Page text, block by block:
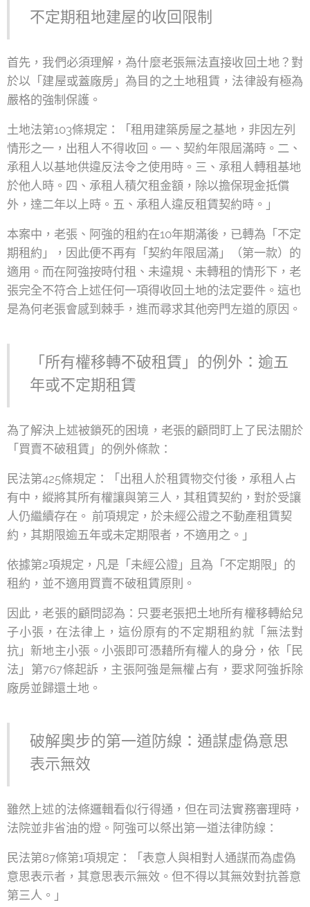
不定期租地建屋的收回限制
首先，我們必須理解，為什麼老張無法直接收回土地？對
於以「建屋或蓋廠房」為目的之土地租賃，法律設有極為
嚴格的強制保護。
土地法第103條規定：「租用建築房屋之基地，非因左列
情形之一，出租人不得收回。一、契約年限屆滿時。二、
承租人以基地供違反法令之使用時。三、承租人轉租基地
於他人時。四、承租人積欠租金額，除以擔保現金抵償
外，達二年以上時。五、承租人違反租賃契約時。」
本案中，老張、阿強的租約在10年期滿後，已轉為「不定
期租約」，因此便不再有「契約年限屆滿」（第一款）的
適用。而在阿強按時付租、未違規、未轉租的情形下，老
張完全不符合上述任何一項得收回土地的法定要件。這也
是為何老張會感到棘手，進而尋求其他旁門左道的原因。
「所有權移轉不破租賃」的例外：逾五
年或不定期租賃
為了解決上述被鎖死的困境，老張的顧問盯上了民法關於
「買賣不破租賃」的例外條款：
民法第425條規定：「出租人於租賃物交付後，承租人占
有中，縱將其所有權讓與第三人，其租賃契約，對於受讓
人仍繼續存在。 前項規定，於未經公證之不動產租賃契
約，其期限逾五年或未定期限者，不適用之。」
依據第2項規定，凡是「未經公證」且為「不定期限」的
租約，並不適用買賣不破租賃原則。
因此，老張的顧問認為：只要老張把土地所有權移轉給兒
子小張，在法律上，這份原有的不定期租約就「無法對
抗」新地主小張。小張即可憑藉所有權人的身分，依「民
法」第767條起訴，主張阿強是無權占有，要求阿強拆除
廠房並歸還土地。
破解奧步的第一道防線：通謀虛偽意思
表示無效
雖然上述的法條邏輯看似行得通，但在司法實務審理時，
法院並非省油的燈。阿強可以祭出第一道法律防線：
民法第87條第1項規定：「表意人與相對人通謀而為虛偽
意思表示者，其意思表示無效。但不得以其無效對抗善意
第三人。」